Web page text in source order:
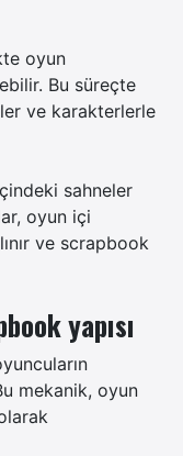
oyun
Bu süreçte
ve karakterlerle
sahneler
oyun içi
ve scrapbook
yapısı
mekanik, oyun